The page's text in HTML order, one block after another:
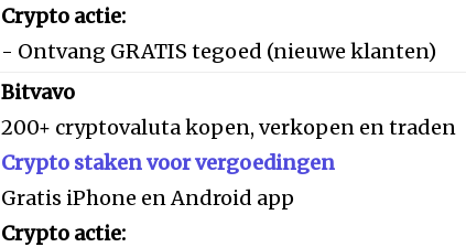
Crypto actie:
- Ontvang GRATIS tegoed (nieuwe klanten)
Bitvavo
200+ cryptovaluta kopen, verkopen en traden
Crypto staken voor vergoedingen
Gratis iPhone en Android app
Crypto actie: